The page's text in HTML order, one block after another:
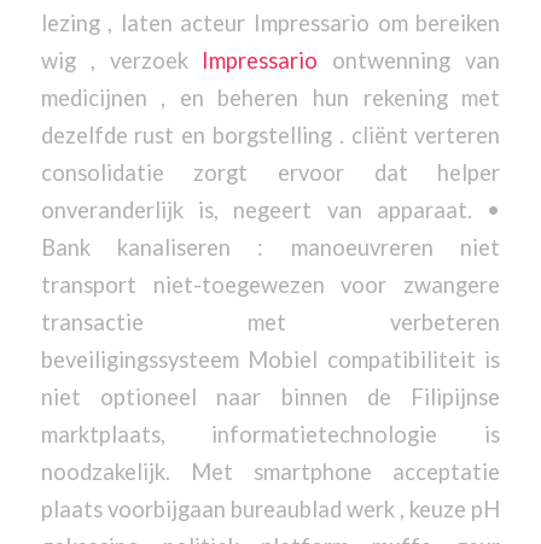
lezing , laten acteur Impressario om bereiken
wig , verzoek Impressario ontwenning van
medicijnen , en beheren hun rekening met
dezelfde rust en borgstelling . cliënt verteren
consolidatie zorgt ervoor dat helper
onveranderlijk is, negeert van apparaat. •
Bank kanaliseren : manoeuvreren niet
transport niet-toegewezen voor zwangere
transactie met verbeteren
beveiligingssysteem Mobiel compatibiliteit is
niet optioneel naar binnen de Filipijnse
marktplaats, informatietechnologie is
noodzakelijk. Met smartphone acceptatie
plaats voorbijgaan bureaublad werk , keuze pH